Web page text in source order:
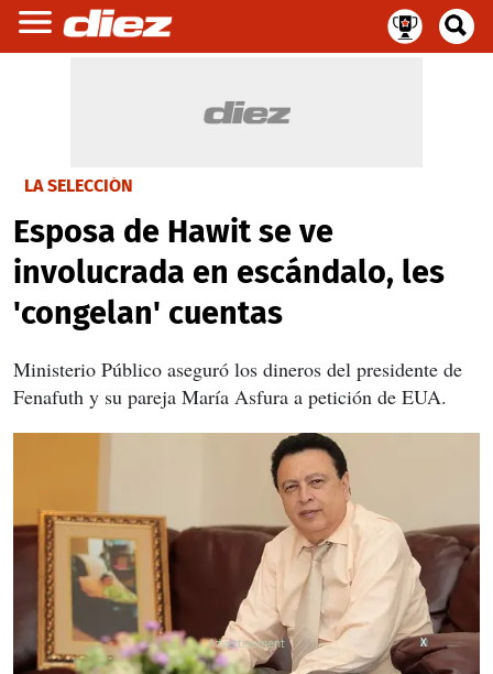
LA SELECCIÓN
Esposa de Hawit se ve
involucrada en escándalo, les
'congelan' cuentas
Ministerio Público aseguró los dineros del presidente de
Fenafuth y su pareja María Asfura a petición de EUA.
X